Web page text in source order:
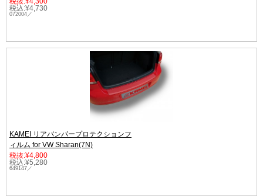
税込:¥4,730
072004／
KAMEI リアバンパープロテクションフ
ィルム for VW Sharan(7N)
税抜:¥4,800
税込:¥5,280
649147／